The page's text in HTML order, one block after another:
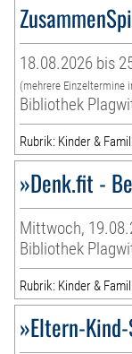
18.08.2026 bis
(mehrere Einzeltermine
Bibliothek
Rubrik: Kinder &
»Denk.fit -
Mittwoch,
Bibliothek
Rubrik: Kinder &
»Eltern-